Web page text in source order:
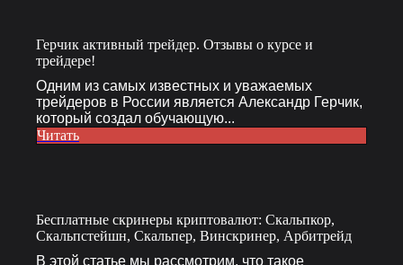
Герчик активный трейдер. Отзывы о курсе и
трейдере!
Одним из самых известных и уважаемых
трейдеров в России является Александр Герчик,
который создал обучающую...
Читать
Бесплатные скринеры криптовалют: Скальпкор,
Скальпстейшн, Скальпер, Винскринер, Арбитрейд
В этой статье мы рассмотрим, что такое